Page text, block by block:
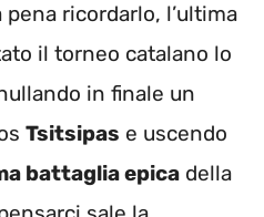
ricordarlo, l’ultima
il torneo catalano lo
in finale un
Tsitsipas e uscendo
battaglia epica della